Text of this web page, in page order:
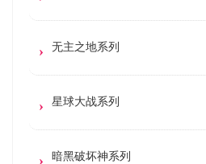
无主之地系列
星球大战系列
暗黑破坏神系列